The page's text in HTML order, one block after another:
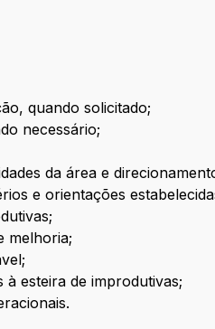
quando solicitado;
necessário;
da área e
e orientações
melhoria;
esteira de improdutivas;